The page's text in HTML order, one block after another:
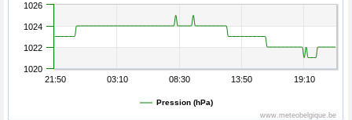
Pression (hPa)
21:50 03:10 08:30 13:50 19:10
1020
1022
1024
1026
www.meteobelgique.be